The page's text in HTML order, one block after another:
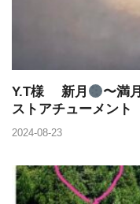
Y.T様 新月 〜満月
ストアチューメント
2024-08-23